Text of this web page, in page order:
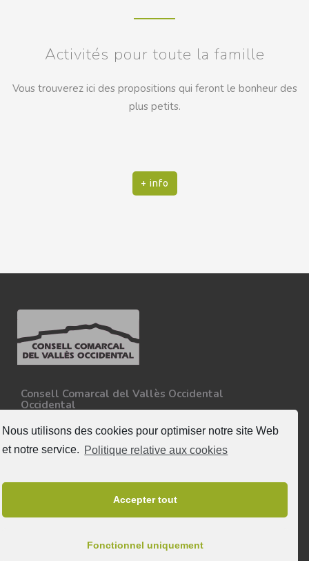
Nous utilisons des cookies pour optimiser notre site Web
et notre service. Politique relative aux cookies
Accepter tout
Fonctionnel uniquement
Activités pour toute la famille
Vous trouverez ici des propositions qui feront le bonheur des
plus petits.
+ info
Consell Comarcal del Vallès Occidental
Occidental
08227 - Terrassa
Tel. 93 727 35 34